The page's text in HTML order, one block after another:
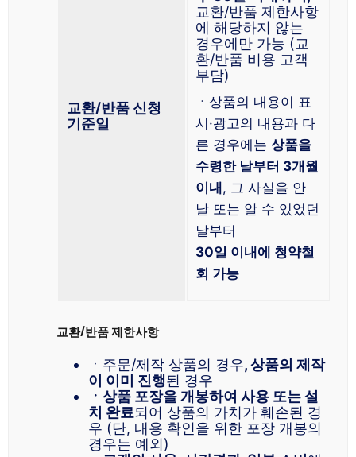
교환/반품 신청
기준일
교환/반품 제한사항
에 해당하지 않는
경우에만 가능 (교
환/반품 비용 고객
부담)
ㆍ상품의 내용이 표
시·광고의 내용과 다
른 경우에는 상품을
수령한 날부터 3개월
이내, 그 사실을 안
날 또는 알 수 있었던
날부터
30일 이내에 청약철
회 가능
교환/반품 제한사항
ㆍ주문/제작 상품의 경우, 상품의 제작
이 이미 진행된 경우
ㆍ상품 포장을 개봉하여 사용 또는 설
치 완료되어 상품의 가치가 훼손된 경
우 (단, 내용 확인을 위한 포장 개봉의
경우는 예외)